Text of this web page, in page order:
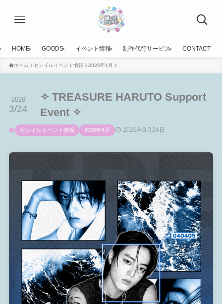
HOME GOODS イベント情報 制作代行サービス CONTACT
ホーム センイルイベント情報 2026年4月
✧ TREASURE HARUTO Support
Event ✧
2026
3/24
センイルイベント情報 2026年4月 2026年3月24日